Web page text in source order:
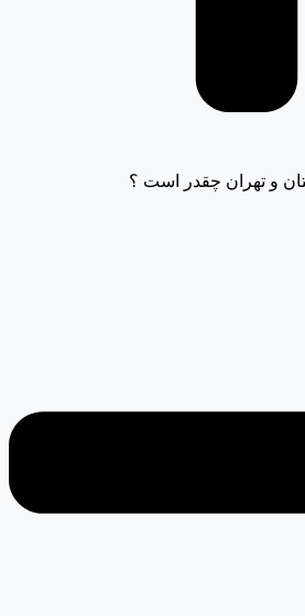
و تهران چقدر است ؟